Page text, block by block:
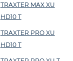
TRAXTER MAX XU
HD10 T
TRAXTER PRO XU
HD10 T